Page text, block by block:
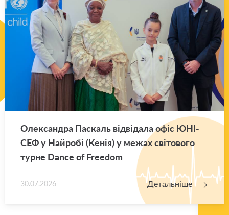
Оле­ксан­дра Па­скаль від­ві­да­ла офіс ЮНІ­
СЕФ у Най­ро­бі (Кенія) у межах сві­то­во­го
турне Dance of Freedom
30.07.2026 Детальніше